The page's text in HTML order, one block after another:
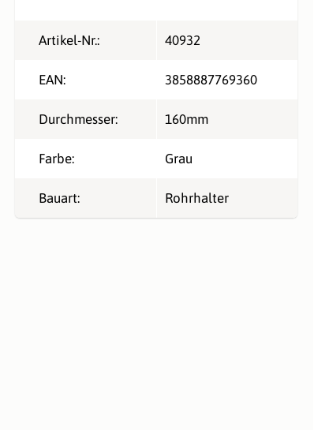
Artikel-Nr.: 40932
EAN: 3858887769360
Durchmesser: 160mm
Farbe: Grau
Bauart: Rohrhalter